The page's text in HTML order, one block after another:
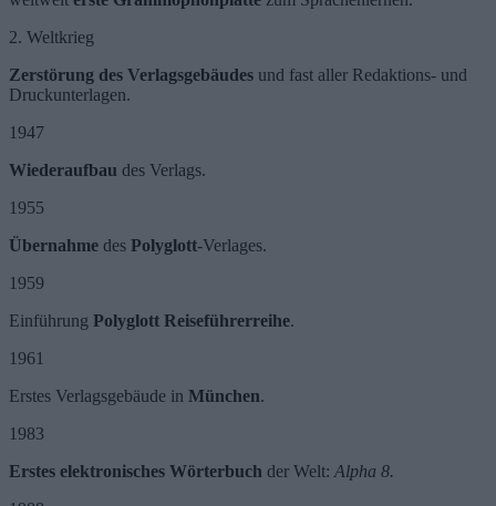
2. Weltkrieg
Zerstörung des Verlagsgebäudes und fast aller Redaktions- und
Druckunterlagen.
1947
Wiederaufbau des Verlags.
1955
Übernahme des Polyglott-Verlages.
1959
Einführung Polyglott Reiseführerreihe.
1961
Erstes Verlagsgebäude in München.
1983
Erstes elektronisches Wörterbuch der Welt: Alpha 8.